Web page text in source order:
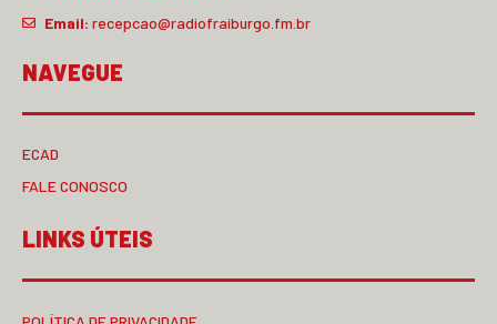
Email: recepcao@radiofraiburgo.fm.br
NAVEGUE
ECAD
FALE CONOSCO
LINKS ÚTEIS